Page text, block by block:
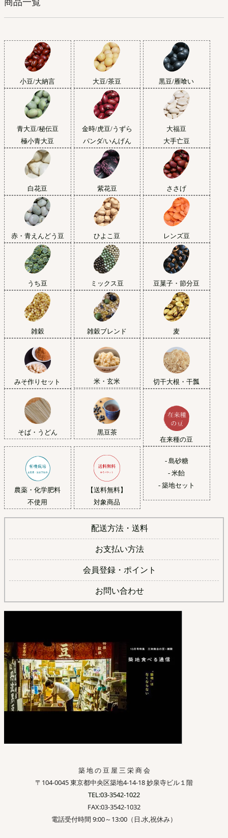
商品一覧
小豆/大納言 大豆/茶豆 黒豆/雁喰い
青大豆/秘伝豆
極小青大豆
金時/虎豆/うずら
パンダ/いんげん
大福豆
大手亡豆
白花豆 紫花豆 ささげ
赤・青えんどう豆 ひよこ豆 レンズ豆
うち豆 ミックス豆 豆菓子・節分豆
雑穀 雑穀ブレンド 麦
みそ作りセット 米・玄米 切干大根・干瓢
そば・うどん
黒豆茶
在来種の豆
農薬・化学肥料
不使用
【送料無料】
対象商品
- 島砂糖
- 米飴
- 築地セット
配送方法・送料
お支払い方法
会員登録・ポイント
お問い合わせ
築 地 の 豆 屋 三 栄 商 会
〒104-0045 東京都中央区築地4-14-18 妙泉寺ビル１階
TEL:03-3542-1022
FAX:03-3542-1032
電話受付時間 9:00～13:00（日.水,祝休み）